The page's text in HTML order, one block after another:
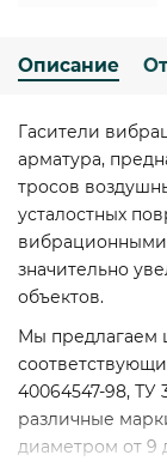
Описание
Гасители
арматура,
тросов
усталостных
значительно
объектов.
Мы предлагаем
40064547-98, ТУ
различные
диаметром от 9